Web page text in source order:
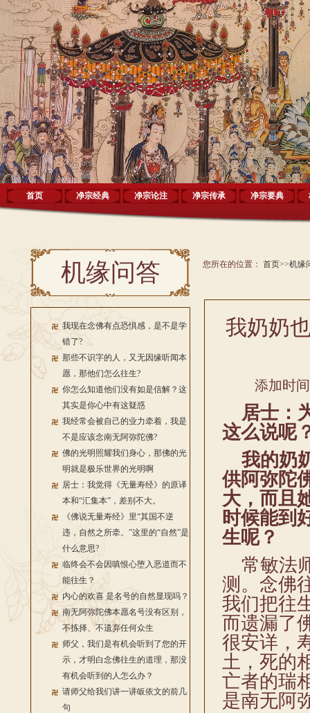
首页 净宗经典 净宗论注 净宗传承 净宗要典
机缘问答
我现在念佛有点恐惧感，是不是学
错了?
那些不识字的人，又无因缘听闻本
愿，那他们怎么往生?
你怎么知道他们没有如是信解？这
其实是你心中有这疑惑
我经常会被自己的业力牵着，我是
不是应该念南无阿弥陀佛?
佛的光明照耀我们身心，那佛的光
明就是极乐世界的光明啊
居士：我觉得《无量寿经》的原译
本和“汇集本”，差别不大。
《佛说无量寿经》里“其国不逆
违，自然之所牵。”这里的“自然”是
什么意思?
临终会不会因嗔恨心堕入恶道而不
能往生？
内心的欢喜 是名号的自然显现吗？
南无阿弥陀佛本愿名号没有区别，
不拣择、不遗弃任何众生
师父，我们是有机会听到了您的开
示，才明白念佛往生的道理，那没
有机会听到的人怎么办？
请师父给我们讲一讲皈依文的前几
句
您所在的位置： 首页>>机缘
我奶奶
添加时
居士：
这么说呢
我的奶
供阿弥陀
大，而且
时候能到
生呢？
常敏法
测。念佛
我们把往
而遗漏了
很安详，
土，死的
亡者的瑞
是南无阿